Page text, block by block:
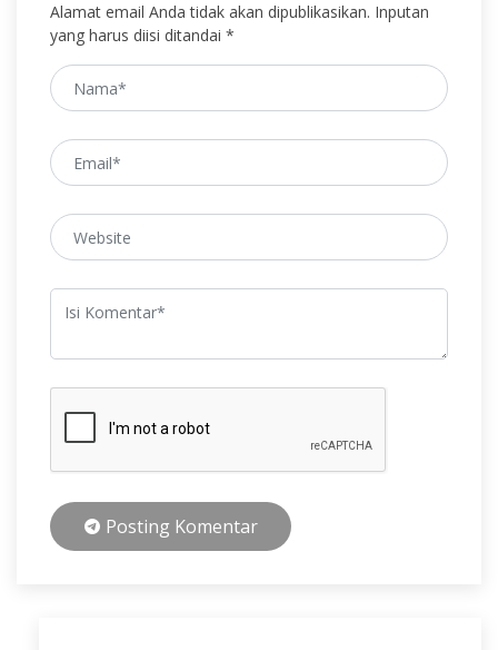
Alamat email Anda tidak akan dipublikasikan. Inputan
yang harus diisi ditandai *
Posting Komentar